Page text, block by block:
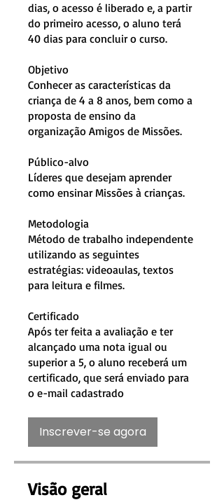
dias, o acesso é liberado e, a partir
do primeiro acesso, o aluno terá
40 dias para concluir o curso.
Objetivo
Conhecer as características da
criança de 4 a 8 anos, bem como a
proposta de ensino da
organização Amigos de Missões.
Público-alvo
Líderes que desejam aprender
como ensinar Missões à crianças.
Metodologia
Método de trabalho independente
utilizando as seguintes
estratégias: videoaulas, textos
para leitura e filmes.
Certificado
Após ter feita a avaliação e ter
alcançado uma nota igual ou
superior a 5, o aluno receberá um
certificado, que será enviado para
Inscrever-se agora
Visão geral